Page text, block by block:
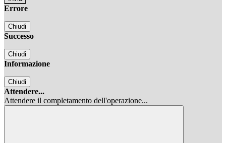
Errore
Chiudi
Successo
Chiudi
Informazione
Chiudi
Attendere...
Attendere il completamento dell'operazione...